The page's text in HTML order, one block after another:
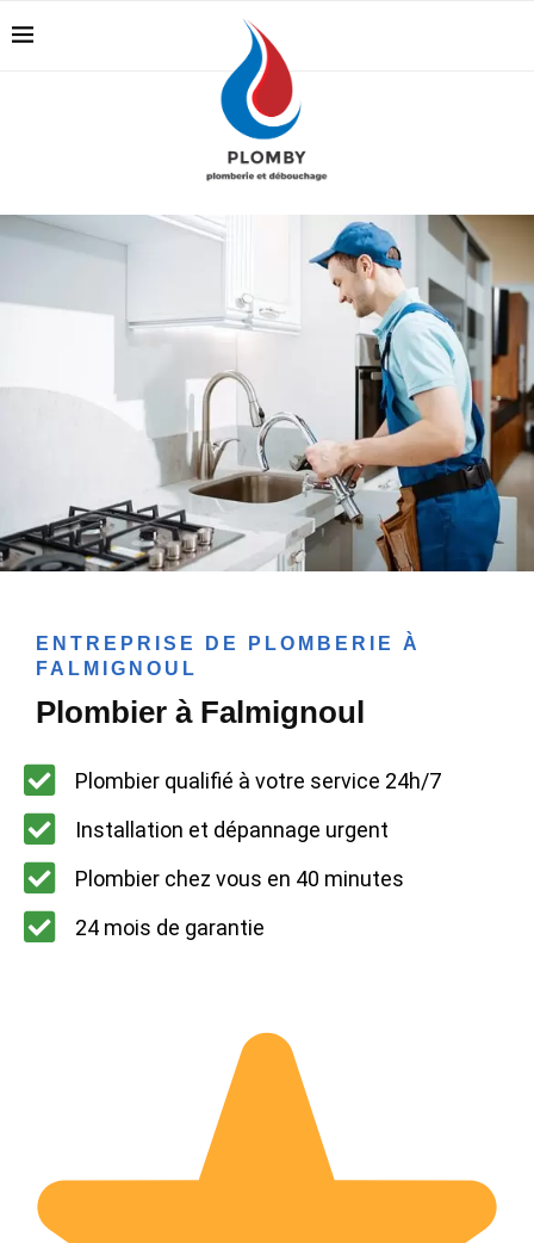
ENTREPRISE DE PLOMBERIE À
FALMIGNOUL
Plombier à Falmignoul
Plombier qualifié à votre service 24h/7
Installation et dépannage urgent
Plombier chez vous en 40 minutes
24 mois de garantie